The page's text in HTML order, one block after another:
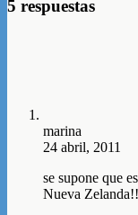
5 respuestas
marina
24 abril, 2011
se supone que
Nueva